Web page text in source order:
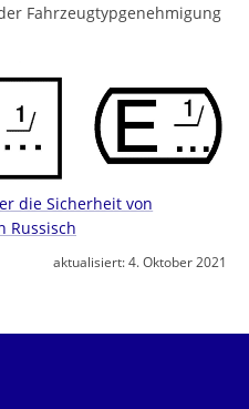
Fahrzeugtypgenehmigung
die Sicherheit von
Russisch
aktualisiert:4. Oktober 2021